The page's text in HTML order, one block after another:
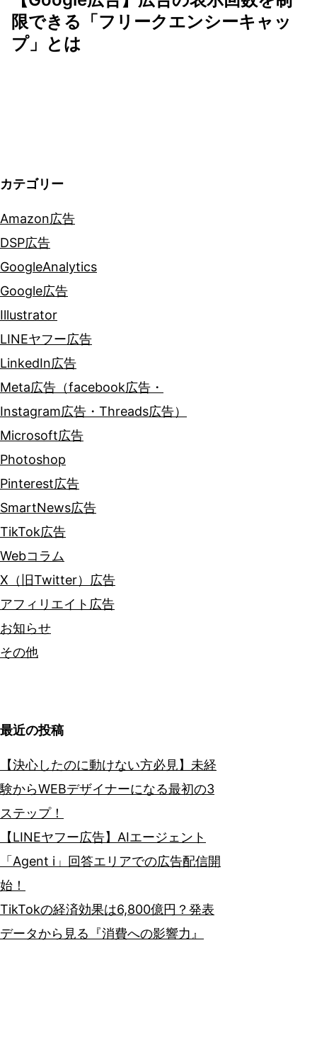
ゲ
ー
限できる「フリークエンシーキャッ
プ」とは
カテゴリー
Amazon広告
DSP広告
GoogleAnalytics
Google広告
Illustrator
LINEヤフー広告
LinkedIn広告
Meta広告（facebook広告・
Instagram広告・Threads広告）
Microsoft広告
Photoshop
Pinterest広告
SmartNews広告
TikTok広告
Webコラム
X（旧Twitter）広告
アフィリエイト広告
お知らせ
その他
最近の投稿
【決心したのに動けない方必見】未経
験からWEBデザイナーになる最初の3
ステップ！
【LINEヤフー広告】AIエージェント
「Agent i」回答エリアでの広告配信開
始！
TikTokの経済効果は6,800億円？発表
データから見る『消費への影響力』